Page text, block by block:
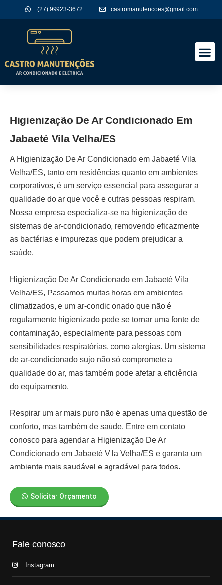
(27) 99923-3672 castromanutencoes@gmail.com
Higienização De Ar Condicionado Em
Jabaeté Vila Velha/ES
A Higienização De Ar Condicionado em Jabaeté Vila
Velha/ES, tanto em residências quanto em ambientes
corporativos, é um serviço essencial para assegurar a
qualidade do ar que você e outras pessoas respiram.
Nossa empresa especializa-se na higienização de
sistemas de ar-condicionado, removendo eficazmente
as bactérias e impurezas que podem prejudicar a
saúde.
Higienização De Ar Condicionado em Jabaeté Vila
Velha/ES, Passamos muitas horas em ambientes
climatizados, e um ar-condicionado que não é
regularmente higienizado pode se tornar uma fonte de
contaminação, especialmente para pessoas com
sensibilidades respiratórias, como alergias. Um sistema
de ar-condicionado sujo não só compromete a
qualidade do ar, mas também pode afetar a eficiência
do equipamento.
Respirar um ar mais puro não é apenas uma questão de
conforto, mas também de saúde. Entre em contato
conosco para agendar a Higienização De Ar
Condicionado em Jabaeté Vila Velha/ES e garanta um
ambiente mais saudável e agradável para todos.
Solicitar Orçamento
Fale conosco
Instagram